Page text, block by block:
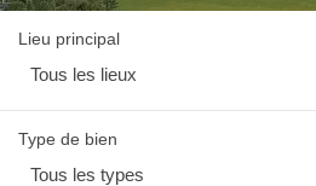
Lieu principal
Tous les lieux
Type de bien
Tous les types